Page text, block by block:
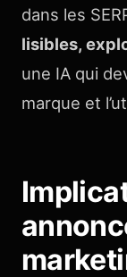
dans les
lisibles,
une IA qui
marque et